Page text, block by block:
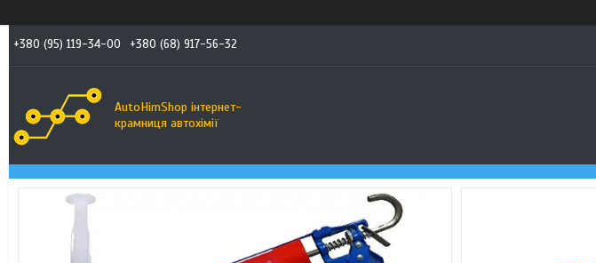
+380 (95) 119-34-00 +380 (68) 917-56-32
AutoHimShop інтернет-
крамниця автохімії